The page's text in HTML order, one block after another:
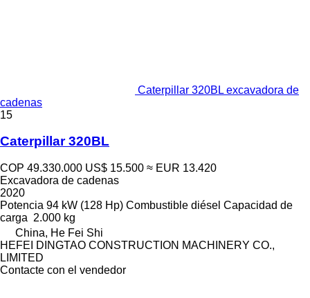
Caterpillar 320BL excavadora de
cadenas
15
Caterpillar 320BL
COP 49.330.000 US$ 15.500 ≈ EUR 13.420
Excavadora de cadenas
2020
Potencia 94 kW (128 Hp) Combustible diésel Capacidad de
carga 2.000 kg
China, He Fei Shi
HEFEI DINGTAO CONSTRUCTION MACHINERY CO.,
LIMITED
Contacte con el vendedor